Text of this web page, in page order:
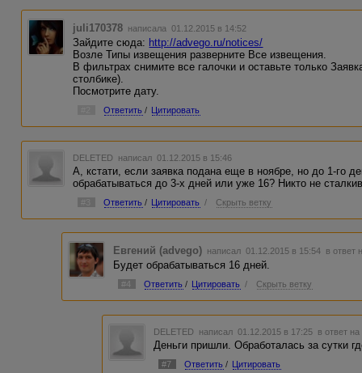
juli170378 написала 01.12.2015 в 14:52
Зайдите сюда: http://advego.ru/notices/
Возле Типы извещения разверните Все извещения.
В фильтрах снимите все галочки и оставьте только
столбике).
Посмотрите дату.
Ответить / Цитировать
DELETED написал 01.12.2015 в 15:46
А, кстати, если заявка подана еще в ноябре, но до 1-го
обрабатываться до 3-х дней или уже 16? Никто не
#3 Ответить / Цитировать / Скрыть ветку
Евгений (advego) написал 01.12.2015 в 15:54 в ответ
Будет обрабатываться 16 дней.
#4 Ответить / Цитировать / Скрыть ветку
DELETED написал 01.12.2015 в 17:25 в ответ на
Деньги пришли. Обработалась за сутки
#7 Ответить / Цитировать